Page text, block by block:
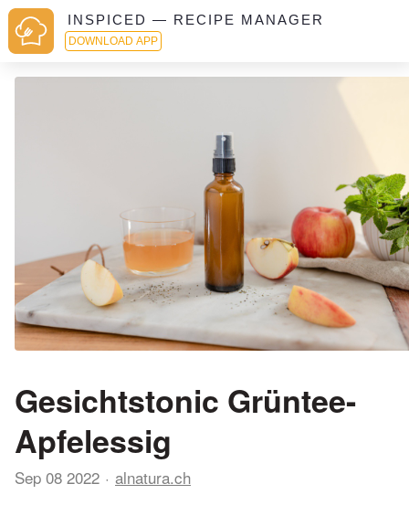
INSPICED — RECIPE MANAGER
DOWNLOAD APP
Gesichtstonic Grüntee-
Apfelessig
Sep 08 2022 alnatura.ch